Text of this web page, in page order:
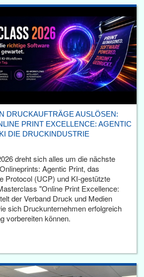
DRUCKAUFTRÄGE AUSLÖSEN:
PRINT EXCELLENCE: AGENTIC
DIE DRUCKINDUSTRIE
dreht sich alles um die nächste
Agentic Print, das
Protocol (UCP) und KI-gestützte
"Online Print Excellence:
der Verband Druck und Medien
sich Druckunternehmen erfolgreich
vorbereiten können.